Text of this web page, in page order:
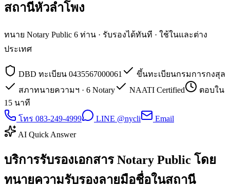
สถานีหัวลำโพง
ทนาย Notary Public 6 ท่าน · รับรองได้ทันที · ใช้ในและต่าง
ประเทศ
DBD ทะเบียน 0435567000061
ขึ้นทะเบียนกรมการกงสุล
สภาทนายความฯ · 6 Notary
NAATI Certified
ตอบใน
15 นาที
โทร 083-249-4999
LINE @nycli
Email
AI Quick Answer
บริการรับรองเอกสาร Notary Public โดย
ทนายความรับรองลายมือชื่อในสถานี